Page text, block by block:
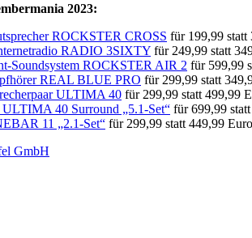
2023:
ROCKSTER CROSS für 199,99
RADIO 3SIXTY für 249,99 statt
Soundsystem ROCKSTER AIR 2 für 599,99
REAL BLUE PRO für 299,99 statt
ULTIMA 40 für 299,99 statt 499,99
40 Surround „5.1-Set“ für 699,99
11 „2.1-Set“ für 299,99 statt 449,99 Euro